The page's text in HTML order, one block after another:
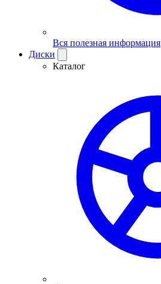
Вся полезная информация
Диски
Каталог